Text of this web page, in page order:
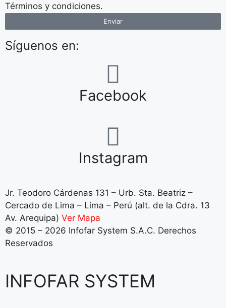
Términos y condiciones.
Enviar
Síguenos en:
Facebook
Instagram
Jr. Teodoro Cárdenas 131 – Urb. Sta. Beatriz –
Cercado de Lima – Lima – Perú (alt. de la Cdra. 13
Av. Arequipa) Ver Mapa
© 2015 – 2026 Infofar System S.A.C. Derechos
Reservados
INFOFAR SYSTEM